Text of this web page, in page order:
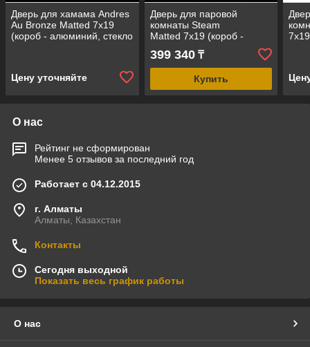
Дверь для хамама Andres
Au Bronze Matted 7х19
(короб - алюминий, стекло
Цену уточняйте
Дверь для паровой
комнаты Steam
Matted 7х19 (короб -
алюминий, стекло -
матовое, с порогом)
399 340₸
Купить
О нас
Рейтинг не сформирован
Менее 5 отзывов за последний год
Работает с 04.12.2015
г. Алматы
Алматы, Казахстан
Контакты
Сегодня выходной
Показать весь график работы
О нас